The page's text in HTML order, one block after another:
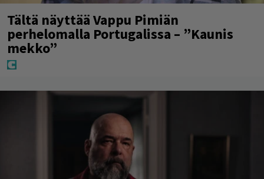
Tältä näyttää Vappu Pimiän
perhelomalla Portugalissa – ”Kaunis
mekko”